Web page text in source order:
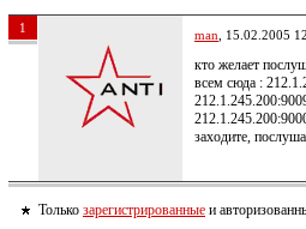
1 man , 15.02.2005
кто желает
всем сюда :
заходите,
Только зарегистрированные и